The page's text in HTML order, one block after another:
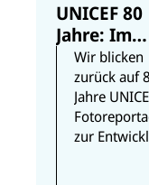
UNICEF 80
Jahre: Im
Einsatz für
Kinder
Wir blicken
zurück auf
Jahre
zur